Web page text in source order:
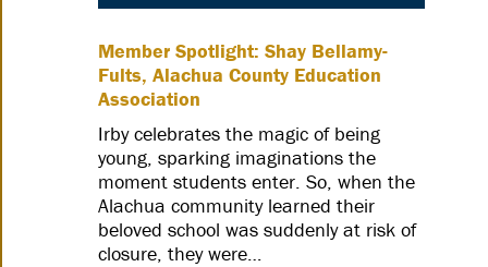
Member Spotlight: Shay Bellamy-
Fults, Alachua County Education
Association
Irby celebrates the magic of being
young, sparking imaginations the
moment students enter. So, when the
Alachua community learned their
beloved school was suddenly at risk of
closure, they were…